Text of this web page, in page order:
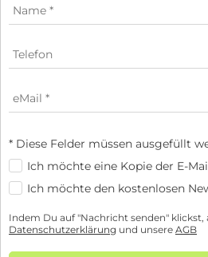
* Diese Felder müssen ausgefüllt
Ich möchte eine Kopie der E-
Ich möchte den kostenlosen
Indem Du auf "Nachricht senden" klickst,
Datenschutzerklärung und unsere AGB